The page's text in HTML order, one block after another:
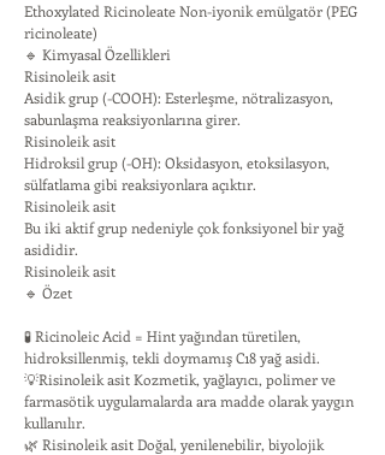
Ethoxylated Ricinoleate Non-iyonik emülgatör (PEG
ricinoleate)
🔹 Kimyasal Özellikleri
Risinoleik asit
Asidik grup (-COOH): Esterleşme, nötralizasyon,
sabunlaşma reaksiyonlarına girer.
Risinoleik asit
Hidroksil grup (-OH): Oksidasyon, etoksilasyon,
sülfatlama gibi reaksiyonlara açıktır.
Risinoleik asit
Bu iki aktif grup nedeniyle çok fonksiyonel bir yağ
asididir.
Risinoleik asit
🔹 Özet
🧪 Ricinoleic Acid = Hint yağından türetilen,
hidroksillenmiş, tekli doymamış C18 yağ asidi.
💡Risinoleik asit Kozmetik, yağlayıcı, polimer ve
farmasötik uygulamalarda ara madde olarak yaygın
kullanılır.
🌿 Risinoleik asit Doğal, yenilenebilir, biyolojik